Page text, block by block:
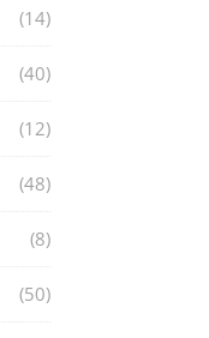
(14)
(40)
(12)
(48)
(8)
(50)